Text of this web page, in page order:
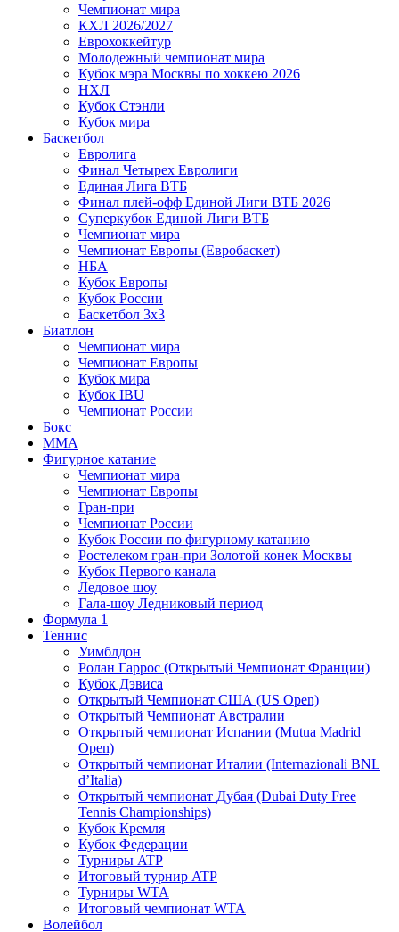
Чемпионат мира
КХЛ 2026/2027
Еврохоккейтур
Молодежный чемпионат мира
Кубок мэра Москвы по хоккею 2026
НХЛ
Кубок Стэнли
Кубок мира
Баскетбол
Евролига
Финал Четырех Евролиги
Единая Лига ВТБ
Финал плей-офф Единой Лиги ВТБ 2026
Суперкубок Единой Лиги ВТБ
Чемпионат мира
Чемпионат Европы (Евробаскет)
НБА
Кубок Европы
Кубок России
Баскетбол 3х3
Биатлон
Чемпионат мира
Чемпионат Европы
Кубок мира
Кубок IBU
Чемпионат России
Бокс
MMA
Фигурное катание
Чемпионат мира
Чемпионат Европы
Гран-при
Чемпионат России
Кубок России по фигурному катанию
Ростелеком гран-при Золотой конек Москвы
Кубок Первого канала
Ледовое шоу
Гала-шоу Ледниковый период
Формула 1
Теннис
Уимблдон
Ролан Гаррос (Открытый Чемпионат Франции)
Кубок Дэвиса
Открытый Чемпионат США (US Open)
Открытый Чемпионат Австралии
Открытый чемпионат Испании (Mutua Madrid
Open)
Открытый чемпионат Италии (Internazionali BNL
d’Italia)
Открытый чемпионат Дубая (Dubai Duty Free
Tennis Championships)
Кубок Кремля
Кубок Федерации
Турниры ATP
Итоговый турнир ATP
Турниры WTA
Итоговый чемпионат WTA
Волейбол